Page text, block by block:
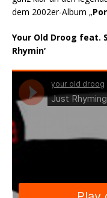
dem 2002er-Album „
Your Old Droog feat.
Rhymin‘